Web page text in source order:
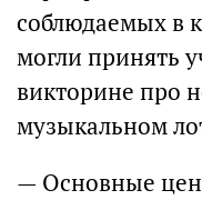
соблюдаемых в
могли принять
викторине про
музыкальном
— Основные